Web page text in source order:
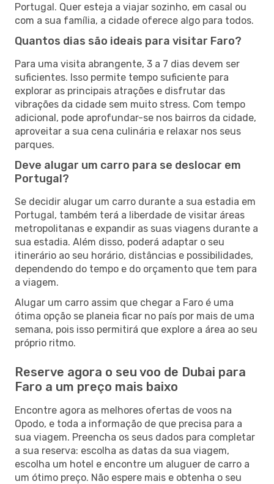
Portugal. Quer esteja a viajar sozinho, em casal ou
com a sua família, a cidade oferece algo para todos.
Quantos dias são ideais para visitar Faro?
Para uma visita abrangente, 3 a 7 dias devem ser
suficientes. Isso permite tempo suficiente para
explorar as principais atrações e disfrutar das
vibrações da cidade sem muito stress. Com tempo
adicional, pode aprofundar-se nos bairros da cidade,
aproveitar a sua cena culinária e relaxar nos seus
parques.
Deve alugar um carro para se deslocar em
Portugal?
Se decidir alugar um carro durante a sua estadia em
Portugal, também terá a liberdade de visitar áreas
metropolitanas e expandir as suas viagens durante a
sua estadia. Além disso, poderá adaptar o seu
itinerário ao seu horário, distâncias e possibilidades,
dependendo do tempo e do orçamento que tem para
a viagem.
Alugar um carro assim que chegar a Faro é uma
ótima opção se planeia ficar no país por mais de uma
semana, pois isso permitirá que explore a área ao seu
próprio ritmo.
Reserve agora o seu voo de Dubai para
Faro a um preço mais baixo
Encontre agora as melhores ofertas de voos na
Opodo, e toda a informação de que precisa para a
sua viagem. Preencha os seus dados para completar
a sua reserva: escolha as datas da sua viagem,
escolha um hotel e encontre um aluguer de carro a
um ótimo preço. Não espere mais e obtenha o seu